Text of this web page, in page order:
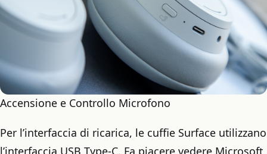
Accensione e Controllo Microfono
Per l’interfaccia di ricarica, le cuffie Surface utilizzano
l’interfaccia USB Type-C. Fa piacere vedere Microsoft